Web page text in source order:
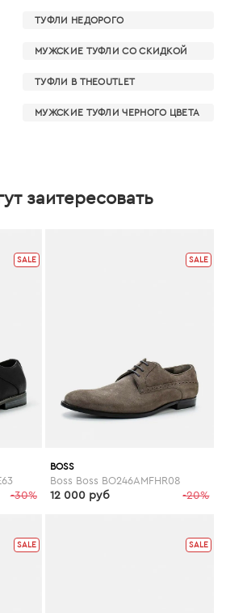
ТУФЛИ НЕДОРОГО
МУЖСКИЕ ТУФЛИ СО СКИДКОЙ
ТУФЛИ В THEOUTLET
МУЖСКИЕ ТУФЛИ ЧЕРНОГО ЦВЕТА
заитересовать
SALE
-30%
SALE
BOSS
Boss Boss BO246AMFHR08
-20%
12 000 руб
SALE SALE